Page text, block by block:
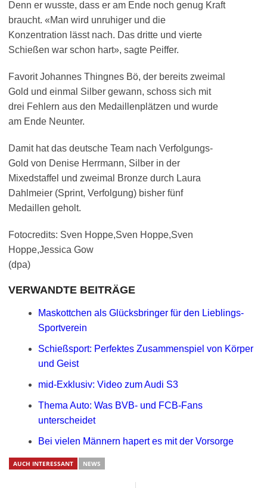
Denn er wusste, dass er am Ende noch genug Kraft
braucht. «Man wird unruhiger und die
Konzentration lässt nach. Das dritte und vierte
Schießen war schon hart», sagte Peiffer.
Favorit Johannes Thingnes Bö, der bereits zweimal
Gold und einmal Silber gewann, schoss sich mit
drei Fehlern aus den Medaillenplätzen und wurde
am Ende Neunter.
Damit hat das deutsche Team nach Verfolgungs-
Gold von Denise Herrmann, Silber in der
Mixedstaffel und zweimal Bronze durch Laura
Dahlmeier (Sprint, Verfolgung) bisher fünf
Medaillen geholt.
Fotocredits: Sven Hoppe,Sven Hoppe,Sven
Hoppe,Jessica Gow
(dpa)
VERWANDTE BEITRÄGE
Maskottchen als Glücksbringer für den Lieblings-
Sportverein
Schießsport: Perfektes Zusammenspiel von Körper
und Geist
mid-Exklusiv: Video zum Audi S3
Thema Auto: Was BVB- und FCB-Fans
unterscheidet
Bei vielen Männern hapert es mit der Vorsorge
AUCH INTERESSANT NEWS